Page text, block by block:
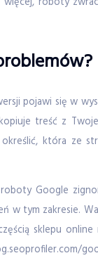
pojawi się w
treść z
która ze
Google
w tym zakresie.
sklepu online